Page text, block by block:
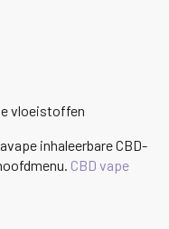
vloeistoffen
inhaleerbare CBD-
CBD vape